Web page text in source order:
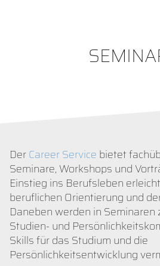
DerCareer Service bietet
Seminare, Workshops und
Einstieg ins Berufsleben
beruflichen Orientierung und
Daneben werden in Seminaren
Studien- und
Skills für das Studium und die
Persönlichkeitsentwicklung